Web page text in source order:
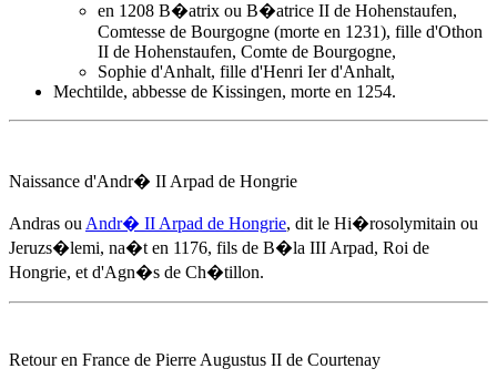
en 1208 B�atrix ou B�atrice II de Hohenstaufen,
Comtesse de Bourgogne (morte en 1231), fille d'Othon
II de Hohenstaufen, Comte de Bourgogne,
Sophie d'Anhalt, fille d'Henri Ier d'Anhalt,
Mechtilde, abbesse de Kissingen, morte en 1254.
Naissance d'Andr� II Arpad de Hongrie
Andras ou Andr� II Arpad de Hongrie, dit le Hi�rosolymitain ou
Jeruzs�lemi, na�t en 1176, fils de B�la III Arpad, Roi de
Hongrie, et d'Agn�s de Ch�tillon.
Retour en France de Pierre Augustus II de Courtenay